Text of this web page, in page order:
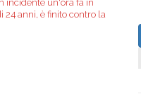
incidente un'ora fa in
24 anni, è finito contro la